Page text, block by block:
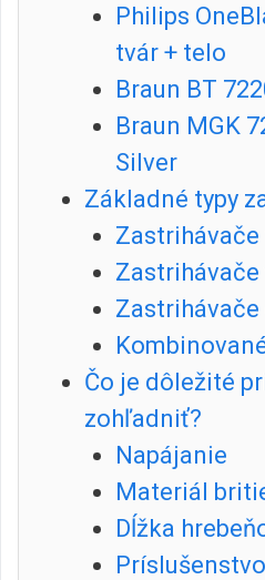
Philips
tvár + telo
Braun BT
Braun MGK
Silver
Základné typy
Zastrihávače
Čo je dôležité
zohľadniť?
Napájanie
Materiál
Dĺžka
Príslušenstvo